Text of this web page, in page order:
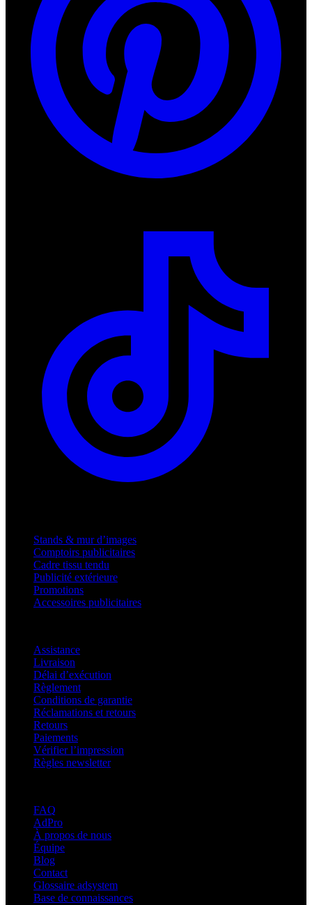
Stands & mur d’images
Comptoirs publicitaires
Cadre tissu tendu
Publicité extérieure
Promotions
Accessoires publicitaires
Assistance
Livraison
Délai d’exécution
Règlement
Conditions de garantie
Réclamations et retours
Retours
Paiements
Vérifier l’impression
Règles newsletter
FAQ
AdPro
À propos de nous
Équipe
Blog
Contact
Glossaire adsystem
Base de connaissances